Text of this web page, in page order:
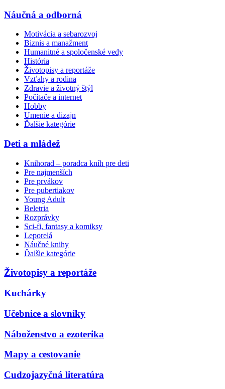
Náučná a odborná
Motivácia a sebarozvoj
Biznis a manažment
Humanitné a spoločenské vedy
História
Životopisy a reportáže
Vzťahy a rodina
Zdravie a životný štýl
Počítače a internet
Hobby
Umenie a dizajn
Ďalšie kategórie
Deti a mládež
Knihorad – poradca kníh pre deti
Pre najmenších
Pre prvákov
Pre pubertiakov
Young Adult
Beletria
Rozprávky
Sci-fi, fantasy a komiksy
Leporelá
Náučné knihy
Ďalšie kategórie
Životopisy a reportáže
Kuchárky
Učebnice a slovníky
Náboženstvo a ezoterika
Mapy a cestovanie
Cudzojazyčná literatúra